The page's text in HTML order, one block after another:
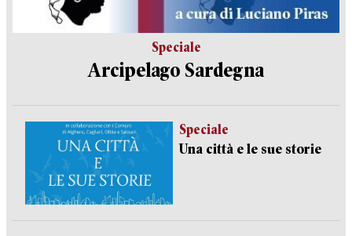
Speciale
Arcipelago Sardegna
Speciale
Una città e le sue storie